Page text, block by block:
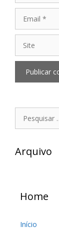
por:
Arquivo
Home
Início